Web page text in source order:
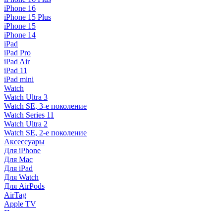
iPhone 16
iPhone 15 Plus
iPhone 15
iPhone 14
iPad
iPad Pro
iPad Air
iPad 11
iPad mini
Watch
Watch Ultra 3
Watch SE, 3-е поколение
Watch Series 11
Watch Ultra 2
Watch SE, 2-е поколение
Аксессуары
Для iPhone
Для Mac
Для iPad
Для Watch
Для AirPods
AirTag
Apple TV